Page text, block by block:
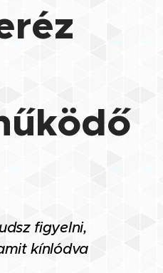
figyelni,
kínlódva